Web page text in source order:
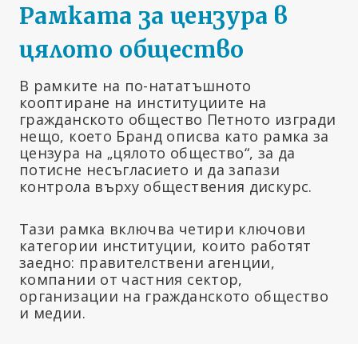
Рамката за цензура в
цялото общество
В рамките на по-нататъшното
кооптиране на институциите на
гражданското общество Петното изгради
нещо, което Бранд описва като рамка за
цензура на „цялото общество“, за да
потисне несъгласието и да запази
контрола върху обществения дискурс.
Тази рамка включва четири ключови
категории институции, които работят
заедно: правителствени агенции,
компании от частния сектор,
организации на гражданското общество
и медии.